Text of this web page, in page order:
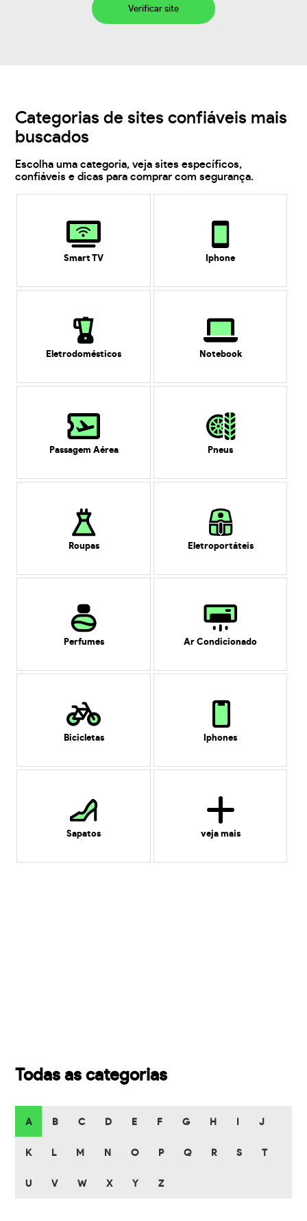
Verificar site
Categorias de sites confiáveis mais
buscados
Escolha uma categoria, veja sites específicos,
confiáveis e dicas para comprar com segurança.
Smart TV Iphone
Eletrodomésticos Notebook
Passagem Aérea Pneus
Roupas Eletroportáteis
Perfumes Ar Condicionado
Bicicletas Iphones
Sapatos veja mais
Todas as categorias
A B C D E F G H J
K L M N O P Q R S T
U V W X Y Z